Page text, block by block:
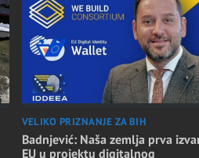
VELIKO PRIZNANJE ZA BIH
Badnjević: Naša zemlja prva
EU u projektu digitalnog